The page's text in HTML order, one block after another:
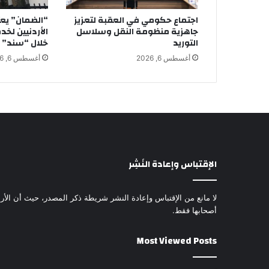
اجتماع حكومي في العقبة لتعزيز
جاهزية منظومة النقل وسلاسل
التوريد
أغسطس 6, 2026
“الضمان”
الأردنيين
خلال “سند”
أغسطس 6, 2026
الإقتباس وإعادة النَشِر
لا مانع من الإقتباس وإعادة النشر شريطة ذكر المصدر، حيث أن
أصحابها فقط.
Most Viewed Posts